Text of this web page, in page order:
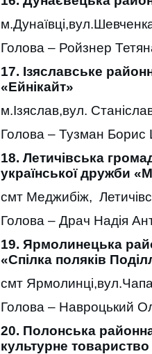
Голова – Ройзнер
17. Ізяславське
«Ейнікайт»
м.Ізяслав,вул.
Голова – Тузман Борис
18. Летичівська
української дружби
смт Меджибіж,
Голова – Драч Надія
19. Ярмолинецька
«Спілка поляків
смт
Голова – Навроцький
20. Полонська районна
культурне товариство